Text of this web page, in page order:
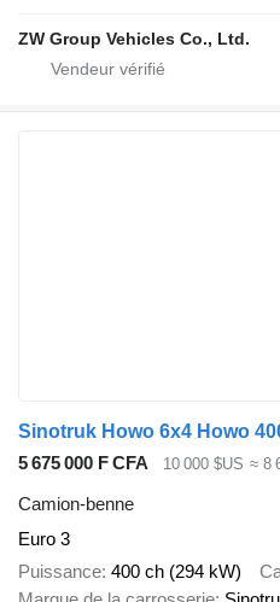
ZW Group Vehicles Co., Ltd.
5 675 000 F CFA 10 000 $US ≈ 8
Camion-benne
Euro 3
Puissance 400 ch (294 kW)